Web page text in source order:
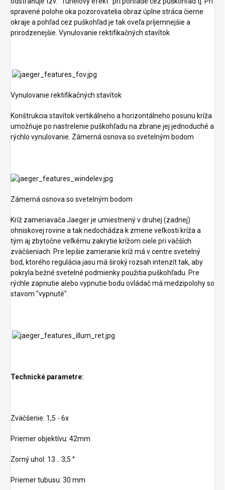
spravené polohe oka pozorovatelia obraz úplne stráca čierne
okraje a pohľad cez puškohľad je tak oveľa príjemnejšie a
prirodzenejšie. Vynulovanie rektifikačných stavítok
Vynulovanie rektifikačných stavítok
Konštrukcia stavítok vertikálneho a horizontálneho posunu kríža
umožňuje po nastrelenie puškohľadu na zbrane jej jednoduché a
rýchlo vynulovanie. Zámerná osnova so svetelným bodom
Zámerná osnova so svetelným bodom
Kríž zameriavača Jaeger je umiestnený v druhej (zadnej)
ohniskovej rovine a tak nedochádza k zmene veľkosti kríža a
tým aj zbytočne veľkému zakrytie krížom ciele pri väčších
zväčšeniach. Pre lepšie zameranie kríž má v centre svetelný
bod, ktorého regulácia jasu má široký rozsah intenzít tak, aby
pokryla bežné svetelné podmienky použitia puškohľadu. Pre
rýchle zapnutie alebo vypnutie bodu ovládač má medzipolohy so
stavom "vypnuté".
Technické parametre:
Zväčšenie: 1,5 - 6x
Priemer objektívu: 42mm
Zorný uhol: 13 .. 3,5 °
Priemer tubusu: 30 mm